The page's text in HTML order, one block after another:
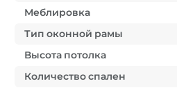
Меблировка
Тип оконной рамы
Высота потолка
Количество спален